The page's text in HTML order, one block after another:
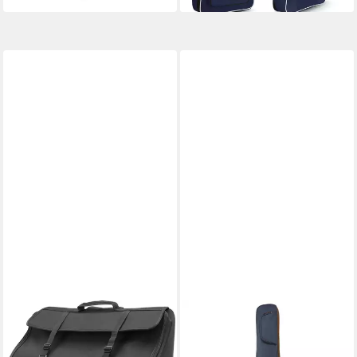
ALPENKLANG
Piano-Transporttasche
Alpenklang Akkordeontasche
Gitarrentasche (IBB541
Powerpad Bass Navy Blue,